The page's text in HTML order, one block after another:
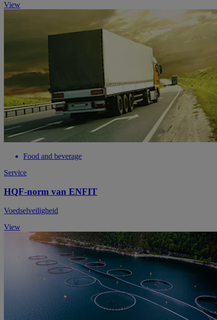
View
Food and beverage
Service
HQF-norm van ENFIT
Voedselveiligheid
View